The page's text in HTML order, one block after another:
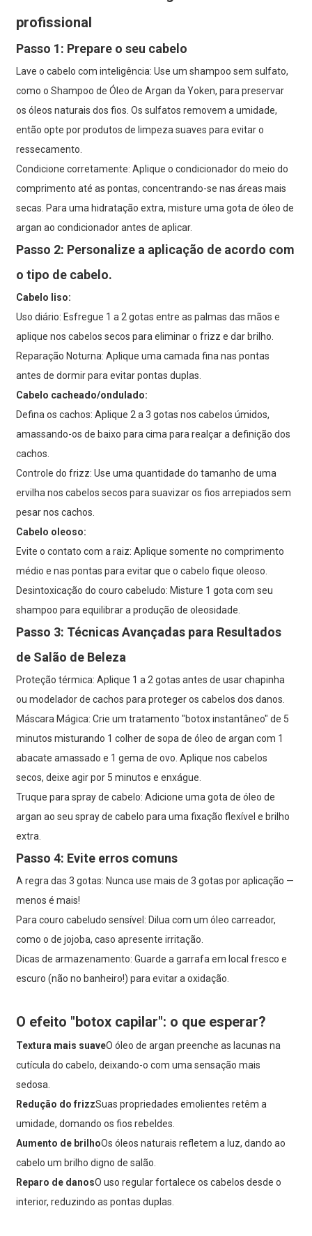
profissional
Passo 1: Prepare o seu cabelo
Lave o cabelo com inteligência: Use um shampoo sem sulfato,
como o Shampoo de Óleo de Argan da Yoken, para preservar
os óleos naturais dos fios. Os sulfatos removem a umidade,
então opte por produtos de limpeza suaves para evitar o
ressecamento.
Condicione corretamente: Aplique o condicionador do meio do
comprimento até as pontas, concentrando-se nas áreas mais
secas. Para uma hidratação extra, misture uma gota de óleo de
argan ao condicionador antes de aplicar.
Passo 2: Personalize a aplicação de acordo com
o tipo de cabelo.
Cabelo liso:
Uso diário: Esfregue 1 a 2 gotas entre as palmas das mãos e
aplique nos cabelos secos para eliminar o frizz e dar brilho.
Reparação Noturna: Aplique uma camada fina nas pontas
antes de dormir para evitar pontas duplas.
Cabelo cacheado/ondulado:
Defina os cachos: Aplique 2 a 3 gotas nos cabelos úmidos,
amassando-os de baixo para cima para realçar a definição dos
cachos.
Controle do frizz: Use uma quantidade do tamanho de uma
ervilha nos cabelos secos para suavizar os fios arrepiados sem
pesar nos cachos.
Cabelo oleoso:
Evite o contato com a raiz: Aplique somente no comprimento
médio e nas pontas para evitar que o cabelo fique oleoso.
Desintoxicação do couro cabeludo: Misture 1 gota com seu
shampoo para equilibrar a produção de oleosidade.
Passo 3: Técnicas Avançadas para Resultados
de Salão de Beleza
Proteção térmica: Aplique 1 a 2 gotas antes de usar chapinha
ou modelador de cachos para proteger os cabelos dos danos.
Máscara Mágica: Crie um tratamento "botox instantâneo" de 5
minutos misturando 1 colher de sopa de óleo de argan com 1
abacate amassado e 1 gema de ovo. Aplique nos cabelos
secos, deixe agir por 5 minutos e enxágue.
Truque para spray de cabelo: Adicione uma gota de óleo de
argan ao seu spray de cabelo para uma fixação flexível e brilho
extra.
Passo 4: Evite erros comuns
A regra das 3 gotas: Nunca use mais de 3 gotas por aplicação —
menos é mais!
Para couro cabeludo sensível: Dilua com um óleo carreador,
como o de jojoba, caso apresente irritação.
Dicas de armazenamento: Guarde a garrafa em local fresco e
escuro (não no banheiro!) para evitar a oxidação.
O efeito "botox capilar": o que esperar?
Textura mais suaveO óleo de argan preenche as lacunas na
cutícula do cabelo, deixando-o com uma sensação mais
sedosa.
Redução do frizzSuas propriedades emolientes retêm a
umidade, domando os fios rebeldes.
Aumento de brilhoOs óleos naturais refletem a luz, dando ao
cabelo um brilho digno de salão.
Reparo de danosO uso regular fortalece os cabelos desde o
interior, reduzindo as pontas duplas.